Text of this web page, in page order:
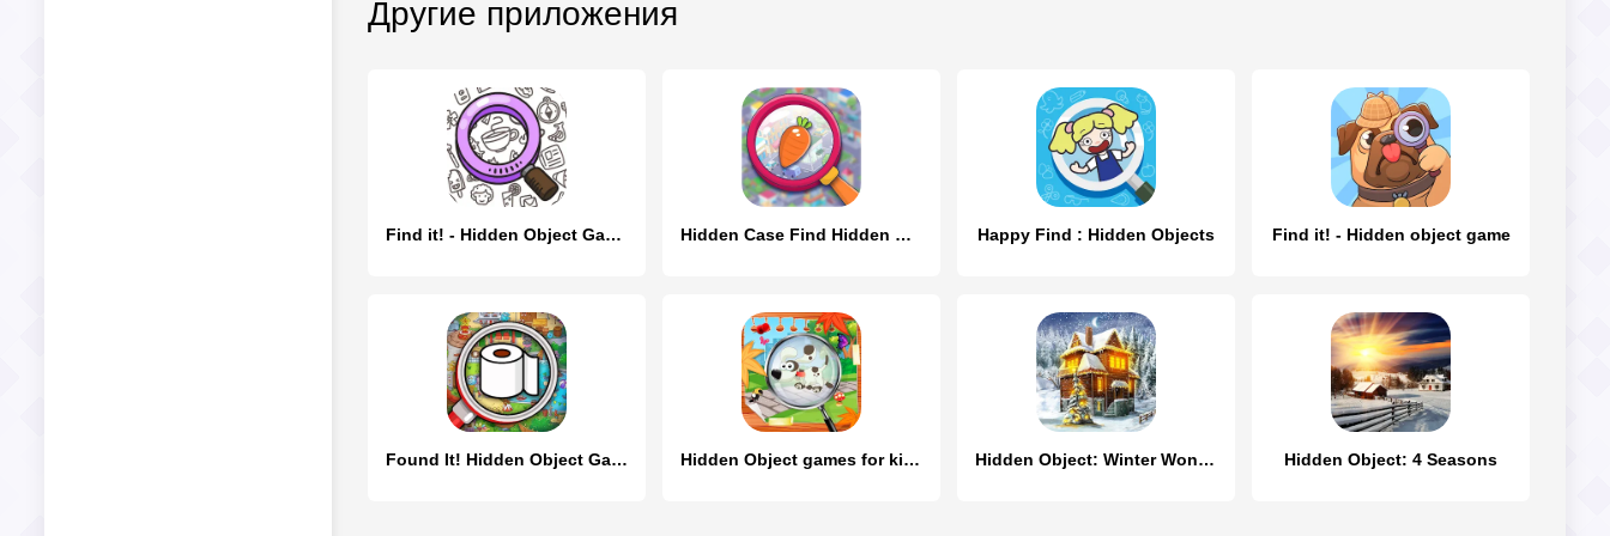
Другие приложения
Find it! - Hidden Object Games Hidden Case Find Hidden Object Happy Find : Hidden Objects Find it! - Hidden object game
Found It! Hidden Object Game Hidden Object games for kids Hidden Object: Winter Wonder Hidden Object: 4 Seasons